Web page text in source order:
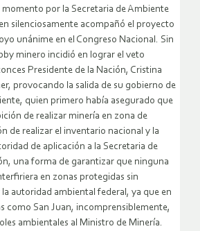
momento por la Secretaria de Ambiente
silenciosamente acompañó el proyecto
unánime en el Congreso Nacional. Sin
minero incidió en lograr el veto
Presidente de la Nación, Cristina
provocando la salida de su gobierno de
quien primero había asegurado que
de realizar minería en zona de
de realizar el inventario nacional y la
de aplicación a la Secretaria de
una forma de garantizar que ninguna
en zonas protegidas sin
autoridad ambiental federal, ya que en
como San Juan, incomprensiblemente,
ambientales al Ministro de Minería.